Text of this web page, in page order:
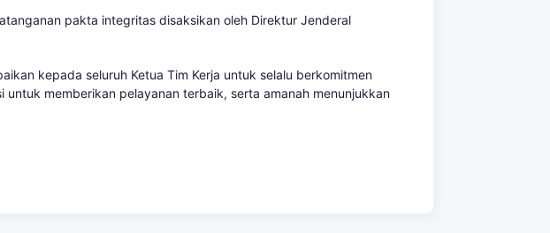
pakta integritas disaksikan oleh Direktur Jenderal
kepada seluruh Ketua Tim Kerja untuk selalu berkomitmen
memberikan pelayanan terbaik, serta amanah menunjukkan